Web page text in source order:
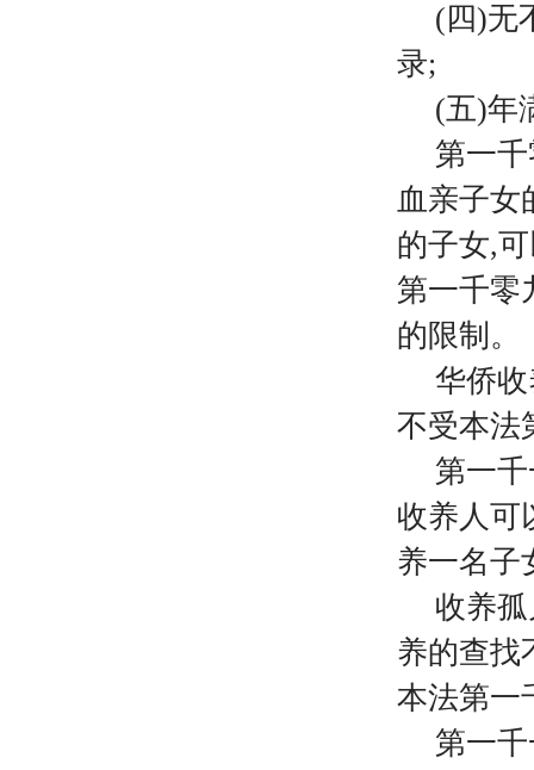
(四)无
录;
(五)年
第一
血亲子女
的子女,
第一千零
的限制。
华侨
不受本法
第一
收养人可
养一名子
收养
养的查找
本法第一
第一